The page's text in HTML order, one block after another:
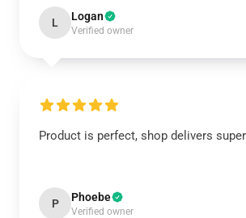
L Logan
Verified owner
Product is perfect, shop delivers
P Phoebe
Verified owner